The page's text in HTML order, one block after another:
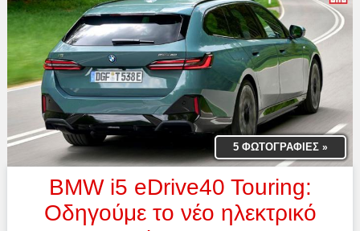
5 ΦΩΤΟΓΡΑΦΙΕΣ »
BMW i5 eDrive40 Touring:
Οδηγούμε το νέο ηλεκτρικό